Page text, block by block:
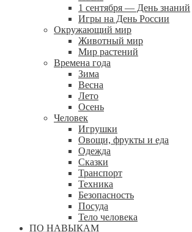
1 сентября — День знаний
Игры на День России
Окружающий мир
Животный мир
Мир растений
Времена года
Зима
Весна
Лето
Осень
Человек
Игрушки
Овощи, фрукты и еда
Одежда
Сказки
Транспорт
Техника
Безопасность
Посуда
Тело человека
ПО НАВЫКАМ